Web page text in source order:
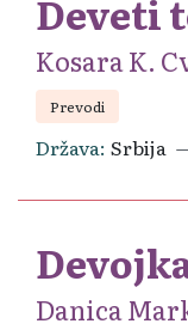
Deveti
Kosara K.
Prevodi
Država Srbija
Danica